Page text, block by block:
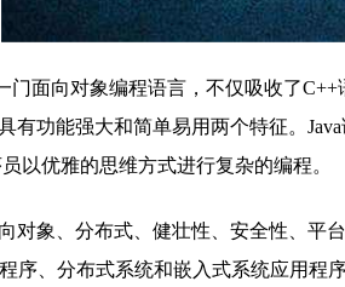
面向对象编程语言，不仅吸收了
有功能强大和简单易用两个特征。
以优雅的思维方式进行复杂的编程。
象、分布式、健壮性、安全性、平台
序、分布式系统和嵌入式系统应用程序